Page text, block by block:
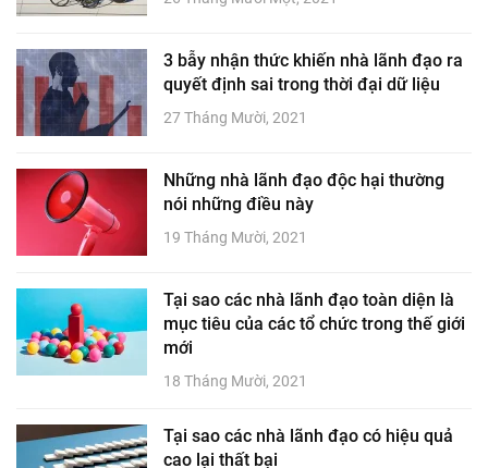
3 bẫy nhận thức khiến nhà lãnh đạo ra
quyết định sai trong thời đại dữ liệu
27 Tháng Mười, 2021
Những nhà lãnh đạo độc hại thường
nói những điều này
19 Tháng Mười, 2021
Tại sao các nhà lãnh đạo toàn diện là
mục tiêu của các tổ chức trong thế giới
mới
18 Tháng Mười, 2021
Tại sao các nhà lãnh đạo có hiệu quả
cao lại thất bại